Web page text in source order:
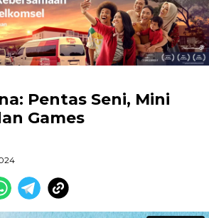
Pentas Seni, Mini
Games